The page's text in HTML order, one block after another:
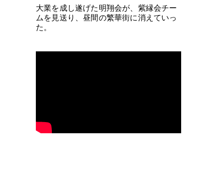
大業を成し遂げた明翔会が、紫縁会チー
ムを見送り、昼間の繁華街に消えていっ
た。